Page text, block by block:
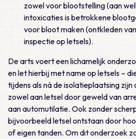
zowel voor blootstelling (aan
intoxicaties is betrokkene
voor bloot maken (ontkleden
inspectie op letsels).
De arts voert een lichamelijk
en let hierbij met name op letsels –
tijdens als ná de isolatieplaatsing
zowel aan letsel door geweld van
aan automutilatie. Ook zonder
bijvoorbeeld letsel ontstaan door
of eigen tanden. Om dit onderzoek